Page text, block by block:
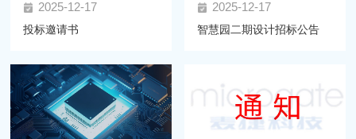
2025-12-17
投标邀请书
2025-12-17
智慧园二期设计招标公告